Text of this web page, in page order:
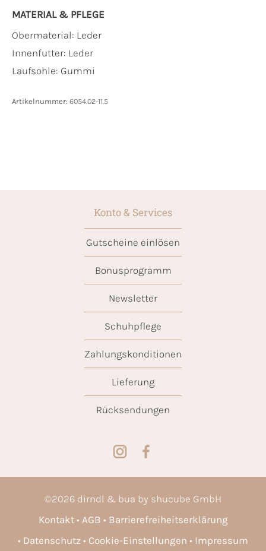
MATERIAL & PFLEGE
Obermaterial: Leder
Innenfutter: Leder
Laufsohle: Gummi
Artikelnummer: 6054.02-11.5
Konto & Services
Gutscheine einlösen
Bonusprogramm
Newsletter
Schuhpflege
Zahlungskonditionen
Lieferung
Rücksendungen
©2026 dirndl & bua by shucube GmbH
Kontakt
AGB
Barrierefreiheitserklärung
Datenschutz
Cookie-Einstellungen Impressum